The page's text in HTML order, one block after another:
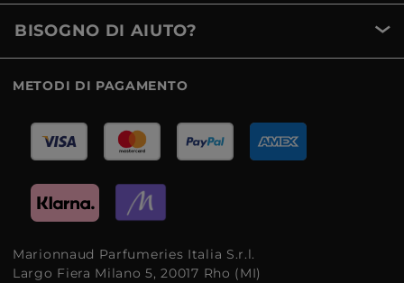
BISOGNO DI AIUTO?
METODI DI PAGAMENTO
Marionnaud Parfumeries Italia S.r.l.
Largo Fiera Milano 5, 20017 Rho (MI)